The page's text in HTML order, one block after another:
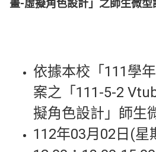
畫-虛擬角色設計」之師生微型
依據本校「111學
案之「111-5-2
擬角色設計」師生
112年03月02日(星